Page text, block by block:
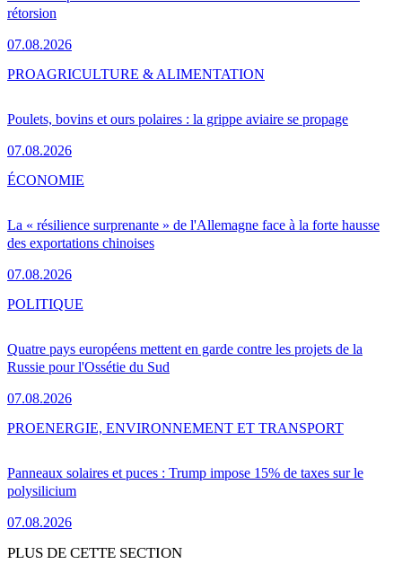
rétorsion
07.08.2026
Poulets, bovins et ours polaires : la grippe aviaire se propage
07.08.2026
PROAGRICULTURE & ALIMENTATION
La « résilience surprenante » de l'Allemagne face à la forte hausse
des exportations chinoises
07.08.2026
ÉCONOMIE
Quatre pays européens mettent en garde contre les projets de la
Russie pour l'Ossétie du Sud
07.08.2026
POLITIQUE
Panneaux solaires et puces : Trump impose 15% de taxes sur le
polysilicium
07.08.2026
PROENERGIE, ENVIRONNEMENT ET TRANSPORT
PLUS DE CETTE SECTION